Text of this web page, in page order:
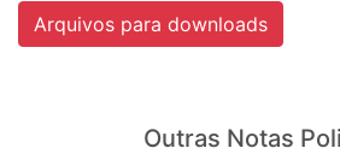
Arquivos para downloads
Outras Notas